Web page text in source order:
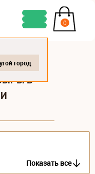
0
город
В
Показать все